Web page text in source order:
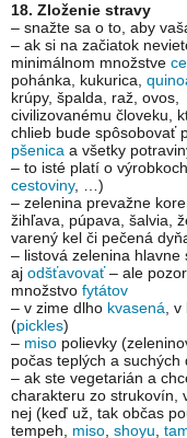
18. Zloženie stravy
– snažte sa o to, aby
– ak si na začiatok
minimálnom množstve
pohánka, kukurica,
krúpy, špalda, raž,
civilizovanému človeku,
chlieb bude spôsobovať
pšenica a všetky
– to isté platí o
cestoviny, …)
– zelenina prevažne
žihľava, púpava, šalvia,
varený kel či pečená
– listová zelenina
aj odšťavovať– ale
množstvo fytátov
– v zime dlho kvasená ,
(pickles)
– miso polievky
počas teplých a suchých
– ak ste vegetarián a
charakteru zo strukovín,
nej (keď už, tak občas
tempeh, miso shoyu